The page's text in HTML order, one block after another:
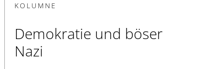
KOLUMNE
Demokratie und böser
Nazi